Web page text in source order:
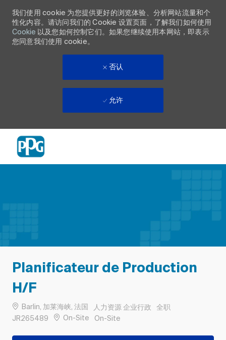
我们使用 cookie 为您提供更好的浏览体验、分析网站流量和个
性化内容。请访问我们的 Cookie 设置页面，了解我们如何使用
Cookie 以及您如何控制它们。如果您继续使用本网站，即表示
您同意我们使用 cookie。
否认
允许
Planificateur de Production
H/F
位置Barlin, 加莱海峡, 法国 类别
人力资源 企业行政 工作类型
全职
作业 ID
JR265489 On-Site Remote
On-Site